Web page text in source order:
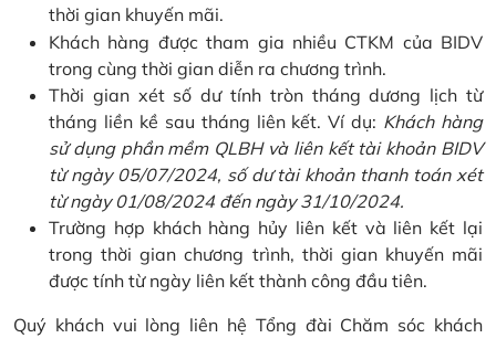
thời gian khuyến mãi.
Khách hàng được tham gia nhiều CTKM của BIDV
trong cùng thời gian diễn ra chương trình.
Thời gian xét số dư tính tròn tháng dương lịch từ
tháng liền kề sau tháng liên kết. Ví dụ: Khách hàng
sử dụng phần mềm QLBH và liên kết tài khoản BIDV
từ ngày 05/07/2024, số dư tài khoản thanh toán xét
từ ngày 01/08/2024 đến ngày 31/10/2024.
Trường hợp khách hàng hủy liên kết và liên kết lại
trong thời gian chương trình, thời gian khuyến mãi
được tính từ ngày liên kết thành công đầu tiên.
Quý khách vui lòng liên hệ Tổng đài Chăm sóc khách